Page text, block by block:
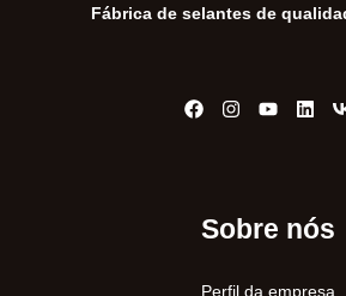
Fábrica de selantes de
Sobre nós
Perfil da empresa